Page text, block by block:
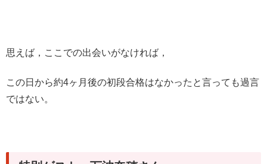
思えば，ここでの出会いがなければ，
この日から約4ヶ月後の初段合格はなかったと言っても過言
ではない。